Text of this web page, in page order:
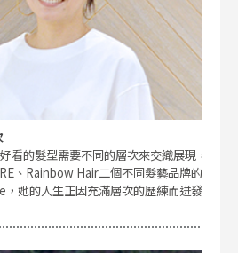
看的髮型需要不同的層次來交織展現，
、Rainbow Hair二個不同髮藝品牌的
她的人生正因充滿層次的歷練而迸發